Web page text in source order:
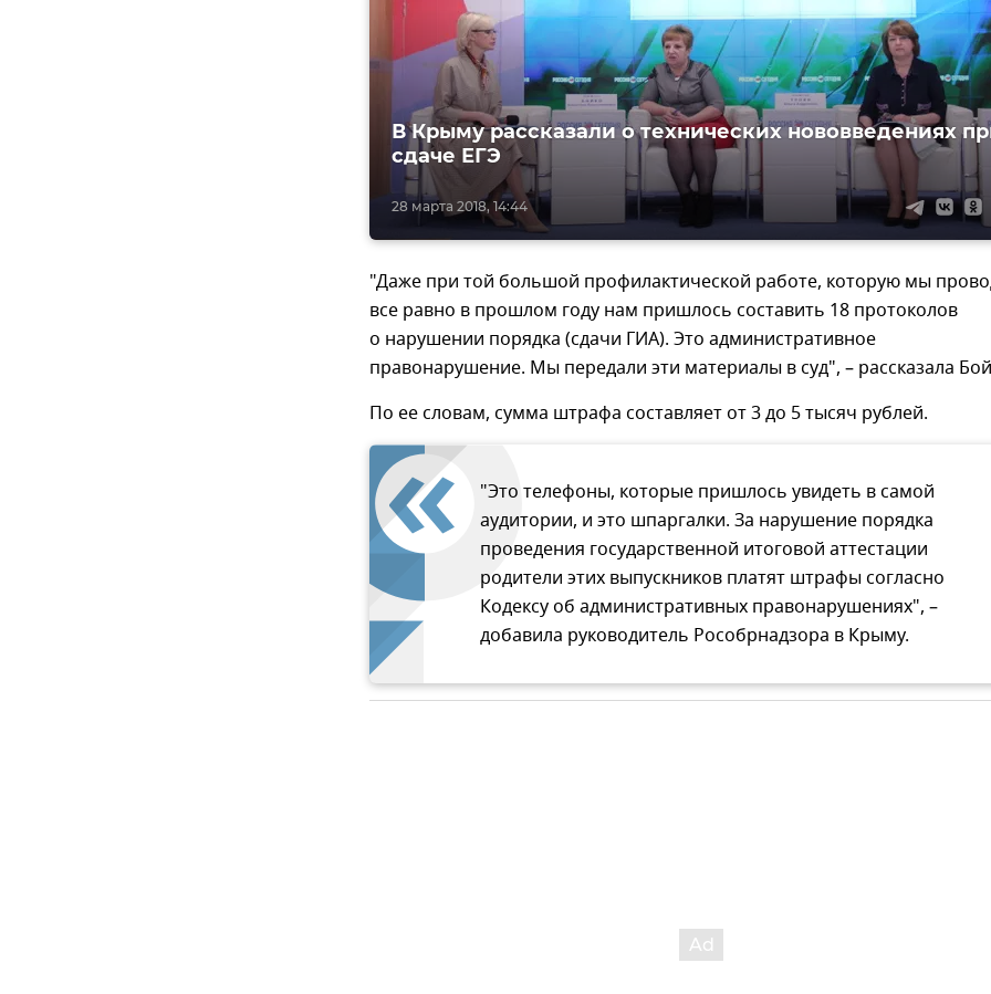
28 марта 2018, 14:44
В Крыму рассказали о технических нововведениях
сдаче ЕГЭ
"Даже при той большой профилактической работе, которую мы
все равно в прошлом году нам пришлось составить 18 протоколов
о нарушении порядка (сдачи ГИА). Это административное
правонарушение. Мы передали эти материалы в суд", – рассказала
По ее словам, сумма штрафа составляет от 3 до 5 тысяч рублей.
"Это телефоны, которые пришлось увидеть в самой
аудитории, и это шпаргалки. За нарушение порядка
проведения государственной итоговой аттестации
родители этих выпускников платят штрафы согласно
Кодексу об административных правонарушениях", –
добавила руководитель Рособрнадзора в Крыму.